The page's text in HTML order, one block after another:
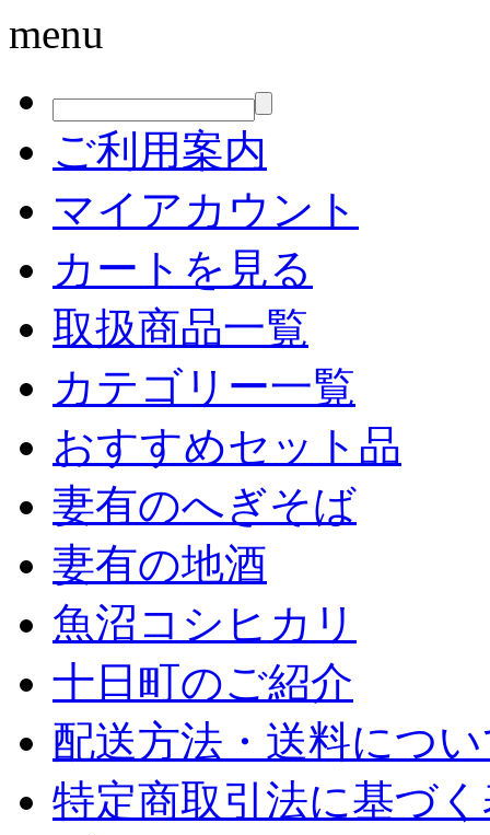
menu
ご利用案内
マイアカウント
カートを見る
取扱商品一覧
カテゴリー一覧
おすすめセット品
妻有のへぎそば
妻有の地酒
魚沼コシヒカリ
十日町のご紹介
配送方法・送料につ
特定商取引法に基づ